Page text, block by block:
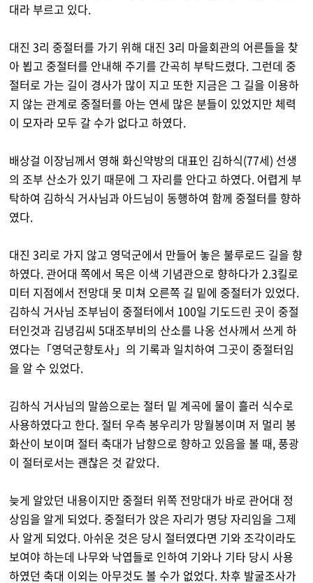
대라 부르고 있다.
대진 3리 중절터를 가기 위해 대진 3리 마을회관의 어른들을 찾
아 뵙고 중절터를 안내해 주기를 간곡히 부탁드렸다. 그런데 중
절터로 가는 길이 경사가 많이 지고 또한 지금은 그 길을 이용하
지 않는 관계로 중절터를 아는 연세 많은 분들이 있었지만 체력
이 모자라 모두 갈 수가 없다고 하였다.
배상걸 이장님께서 영해 화신약방의 대표인 김하식(77세) 선생
의 조부 산소가 있기 때문에 그 자리를 안다고 하였다. 어렵게 부
탁하여 김하식 거사님과 아드님이 동행하여 함께 중절터를 향하
였다.
대진 3리로 가지 않고 영덕군에서 만들어 놓은 불루로드 길을 향
하였다. 관어대 쪽에서 목은 이색 기념관으로 향하다가 2.3킬로
미터 지점에서 전망대 못 미쳐 오른쪽 길 밑에 중절터가 있었다.
김하식 거사님 조부님이 중절터에서 100일 기도드린 곳이 중절
터인것과 김녕김씨 5대조부비의 산소를 나옹 선사께서 쓰게 하
였다는「영덕군향토사」의 기록과 일치하여 그곳이 중절터임
을 알 수 있었다.
김하식 거사님의 말씀으로는 절터 밑 계곡에 물이 흘러 식수로
사용하였다고 한다. 절터 우측 봉우리가 망월봉이며 저 멀리 봉
화산이 보이며 절터 축대가 남향으로 향하고 있음을 볼 때, 풍광
이 절터로서는 괜찮은 것 같았다.
늦게 알았던 내용이지만 중절터 위쪽 전망대가 바로 관어대 정
상임을 알게 되었다. 중절터가 앉은 자리가 명당 자리임을 그제
사 알게 되었다. 아쉬운 것은 당시 절터였다면 기와 조각이라도
보여야 하는데 나무와 낙엽들로 인하여 기와나 기타 당시 사용
하였던 축대 이외는 아무것도 볼 수가 없었다. 차후 발굴조사가